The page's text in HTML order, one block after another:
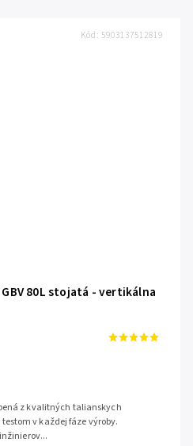
80L stojatá - vertikálna
z kvalitných talianskych
v každej fáze výroby.
Kód: 5903137512819